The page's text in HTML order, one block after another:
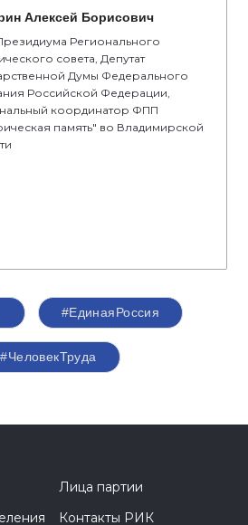
Алексей Борисович
Регионального
совета, Депутат
Думы Федерального
Российской Федерации,
координатор ФПП
память" во Владимирской
#‎ЕдинаяРоссия
#ЧеловекТруда
Лица партии
Контакты РИК